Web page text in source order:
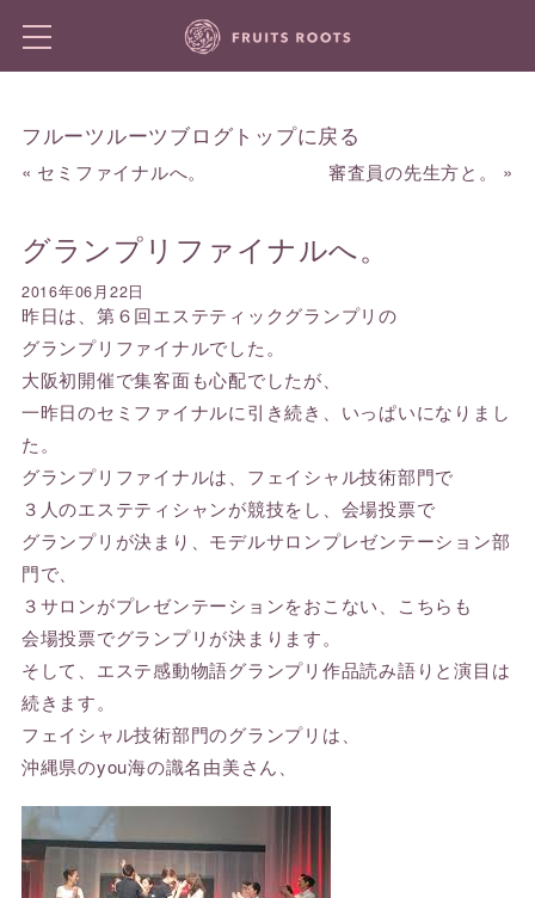
フルーツルーツブログトップに戻る
« セミファイナルへ。 審査員の先生方と。 »
グランプリファイナルへ。
2016年06月22日
昨日は、第６回エステティックグランプリの
グランプリファイナルでした。
大阪初開催で集客面も心配でしたが、
一昨日のセミファイナルに引き続き、いっぱいになりまし
た。
グランプリファイナルは、フェイシャル技術部門で
３人のエステティシャンが競技をし、会場投票で
グランプリが決まり、モデルサロンプレゼンテーション部
門で、
３サロンがプレゼンテーションをおこない、こちらも
会場投票でグランプリが決まります。
そして、エステ感動物語グランプリ作品読み語りと演目は
続きます。
フェイシャル技術部門のグランプリは、
沖縄県のyou海の識名由美さん、